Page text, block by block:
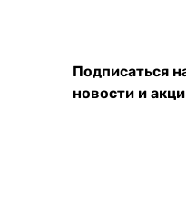
Подписаться
новости и